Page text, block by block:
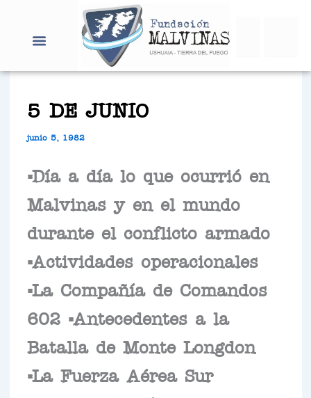
contenido
5 DE JUNIO
junio 5, 1982
=Día a día lo que ocurrió en
Malvinas y en el mundo
durante el conflicto armado
=Actividades operacionales
=La Compañía de Comandos
602 =Antecedentes a la
Batalla de Monte Longdon
=La Fuerza Aérea Sur